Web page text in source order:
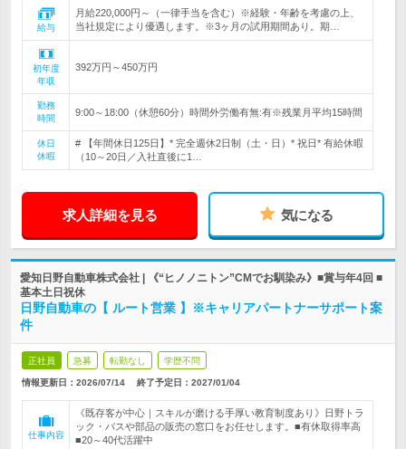
給与
月給220,000円～（一律手当を含む）※経験・年齢を考慮の上、
当社規定により優遇します。※3ヶ月の試用期間あり。期…
初年度
年収
392万円～450万円
勤務
時間
9:00～18:00（休憩60分）時間外労働有無:有※残業月平均15時間
休日
休暇
# 【年間休日125日】* 完全週休2日制（土・日）* 祝日* 有給休暇
（10～20日／入社直後に1…
求人詳細を見る 気になる
愛知日野自動車株式会社 | 《“ヒノノニトン”CMでお馴染み》■賞与年4回 ■
基本土日祝休
日野自動車の【 ルート営業 】※キャリアパートナーサポート案
件
正社員 急募 転勤なし 学歴不問
情報更新日：2026/07/14 終了予定日： 2027/01/04
仕事内容
《既存客が中心｜スキルが磨ける手厚い教育制度あり》日野トラ
ック・バスや部品の販売の窓口をお任せします。■有休取得率高
■20～40代活躍中